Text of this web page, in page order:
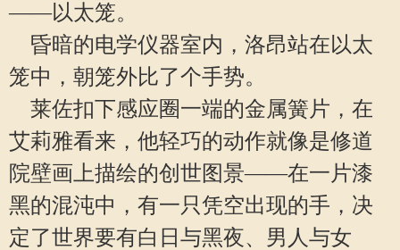
——以太笼。
昏暗的电学仪器室内，洛昂站在以太
笼中，朝笼外比了个手势。
莱佐扣下感应圈一端的金属簧片，在
艾莉雅看来，他轻巧的动作就像是修道
院壁画上描绘的创世图景——在一片漆
黑的混沌中，有一只凭空出现的手，决
定了世界要有白日与黑夜、男人与女